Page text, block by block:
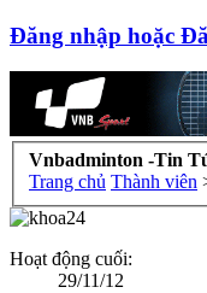
Đăng nhập hoặc
Vnbadminton -Tin
Trang chủ Thành viên
Hoạt động cuối:
29/11/12